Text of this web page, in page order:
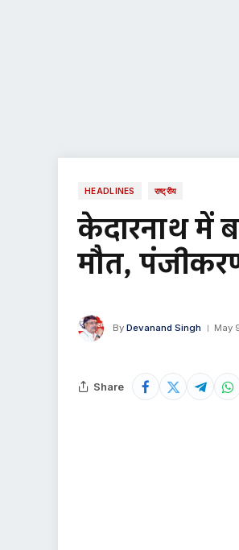
HEADLINES राष्ट्रीय
केदारनाथ में
मौत,
By Devanand Singh May
Share